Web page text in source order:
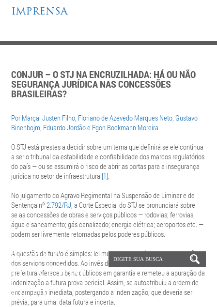
IMPRENSA
CONJUR – O STJ NA ENCRUZILHADA: HÁ OU NÃO
SEGURANÇA JURÍDICA NAS CONCESSÕES
BRASILEIRAS?
Por Marçal Justen Filho, Floriano de Azevedo Marques Neto, Gustavo
Binenbojm, Eduardo Jordão e Egon Bockmann Moreira
O STJ está prestes a decidir sobre um tema que definirá se ele continua
a ser o tribunal da estabilidade e confiabilidade dos marcos regulatórios
do país — ou se assumirá o risco de abrir as portas para a insegurança
jurídica no setor de infraestrutura [1].
No julgamento do Agravo Regimental na Suspensão de Liminar e de
Sentença nº 2.792/RJ, a Corte Especial do STJ se pronunciará sobre
se as concessões de obras e serviços públicos — rodovias; ferrovias;
água e saneamento; gás canalizado; energia elétrica; aeroportos etc. —
podem ser livremente retomadas pelos poderes públicos.
A questão de fundo é simples: lei municipal autorizou a encampação
dos serviços concedidos. Ao invés de indenização em dinheiro, a
prefeitura ofereceu bens públicos em garantia e remeteu a apuração da
indenização a futura prova pericial. Assim, se autoatribuiu a ordem de
encampação imediata, postergando a indenização, que deveria ser
prévia, para uma data futura e incerta.